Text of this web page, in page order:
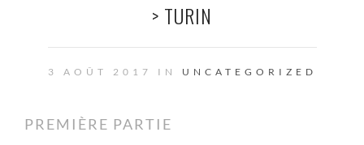
> TURIN
3 AOÛT 2017 IN UNCATEGORIZED
PREMIÈRE PARTIE